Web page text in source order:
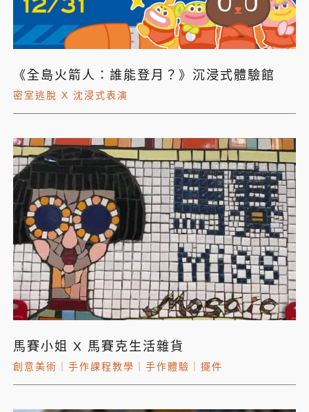
《全島火箭人：誰能登月？》沉浸式體驗館
密室逃脫 X 沈浸式表演
馬賽小姐 X 馬賽克生活雜貨
創意美術 手作課程教學 手作體驗 擺件